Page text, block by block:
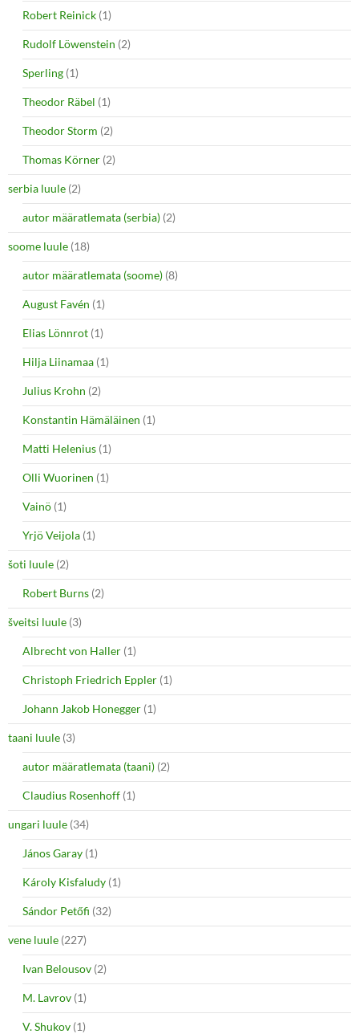
Robert Reinick (1)
Rudolf Löwenstein (2)
Sperling (1)
Theodor Räbel (1)
Theodor Storm (2)
Thomas Körner (2)
serbia luule (2)
autor määratlemata (serbia) (2)
soome luule (18)
autor määratlemata (soome) (8)
August Favén (1)
Elias Lönnrot (1)
Hilja Liinamaa (1)
Julius Krohn (2)
Konstantin Hämäläinen (1)
Matti Helenius (1)
Olli Wuorinen (1)
Vainö (1)
Yrjö Veijola (1)
šoti luule (2)
Robert Burns (2)
šveitsi luule (3)
Albrecht von Haller (1)
Christoph Friedrich Eppler (1)
Johann Jakob Honegger (1)
taani luule (3)
autor määratlemata (taani) (2)
Claudius Rosenhoff (1)
ungari luule (34)
János Garay (1)
Károly Kisfaludy (1)
Sándor Petőfi (32)
vene luule (227)
Ivan Belousov (2)
M. Lavrov (1)
V. Shukov (1)